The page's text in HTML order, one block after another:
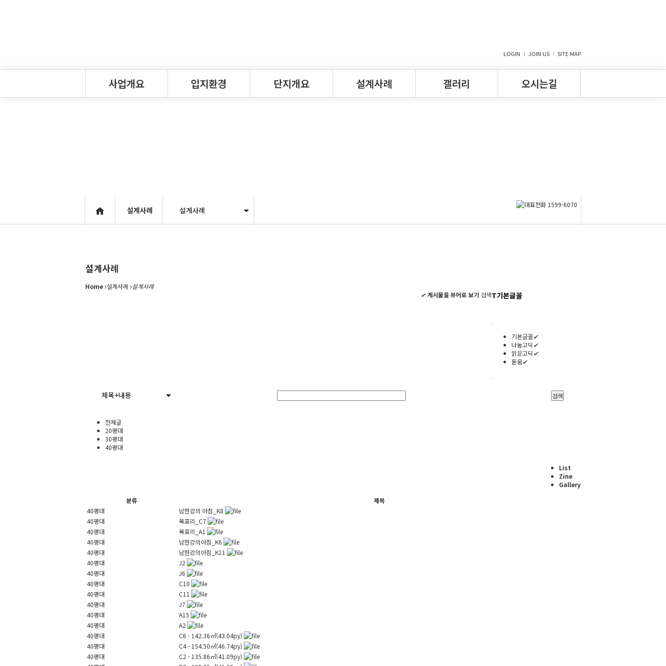
LOGIN JOIN US SITE MAP
사업개요 입지환경 단지개요 설계사례 갤러리 오시는길
설계사례 설계사례
설계사례
Home 설계사례 설계사례
T기본글꼴
기본글꼴✔
나눔고딕 ✔
맑은고딕 ✔
돋움✔
✔게시물을 뷰어로 보기 검색
제목+내용 검색
전체글
20평대
30평대
40평대
List
Zine
Gallery
분류
제목
40평대
남한강의 아침_K8
40평대
복포리_C7
40평대
복포리_A1
40평대
남한강의아침_K6
40평대
남한강의아침_K11
40평대
J2
40평대
J6
40평대
C10
40평대
C11
40평대
J7
40평대
A15
40평대
A2
40평대
C6 - 142.36㎡(43.04py)
40평대
C4 - 154.50㎡(46.74py)
40평대
C2 - 135.86㎡(41.09py)